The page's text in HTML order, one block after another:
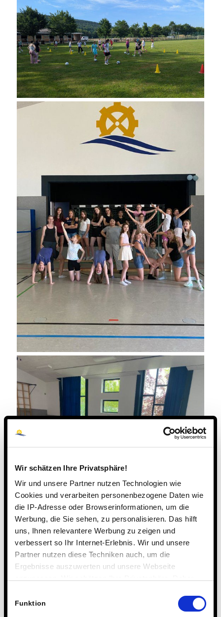
Wir schätzen Ihre Privatsphäre!
Wir und unsere Partner nutzen Technologien wie
Cookies und verarbeiten personenbezogene Daten wie
die IP-Adresse oder Browserinformationen, um die
Werbung, die Sie sehen, zu personalisieren. Das hilft
uns, Ihnen relevantere Werbung zu zeigen und
verbessert so Ihr Internet-Erlebnis. Wir und unsere
Partner nutzen diese Techniken auch, um die
Ergebnisse auszuwerten und unsere Webseite
Technologien.
Funktion